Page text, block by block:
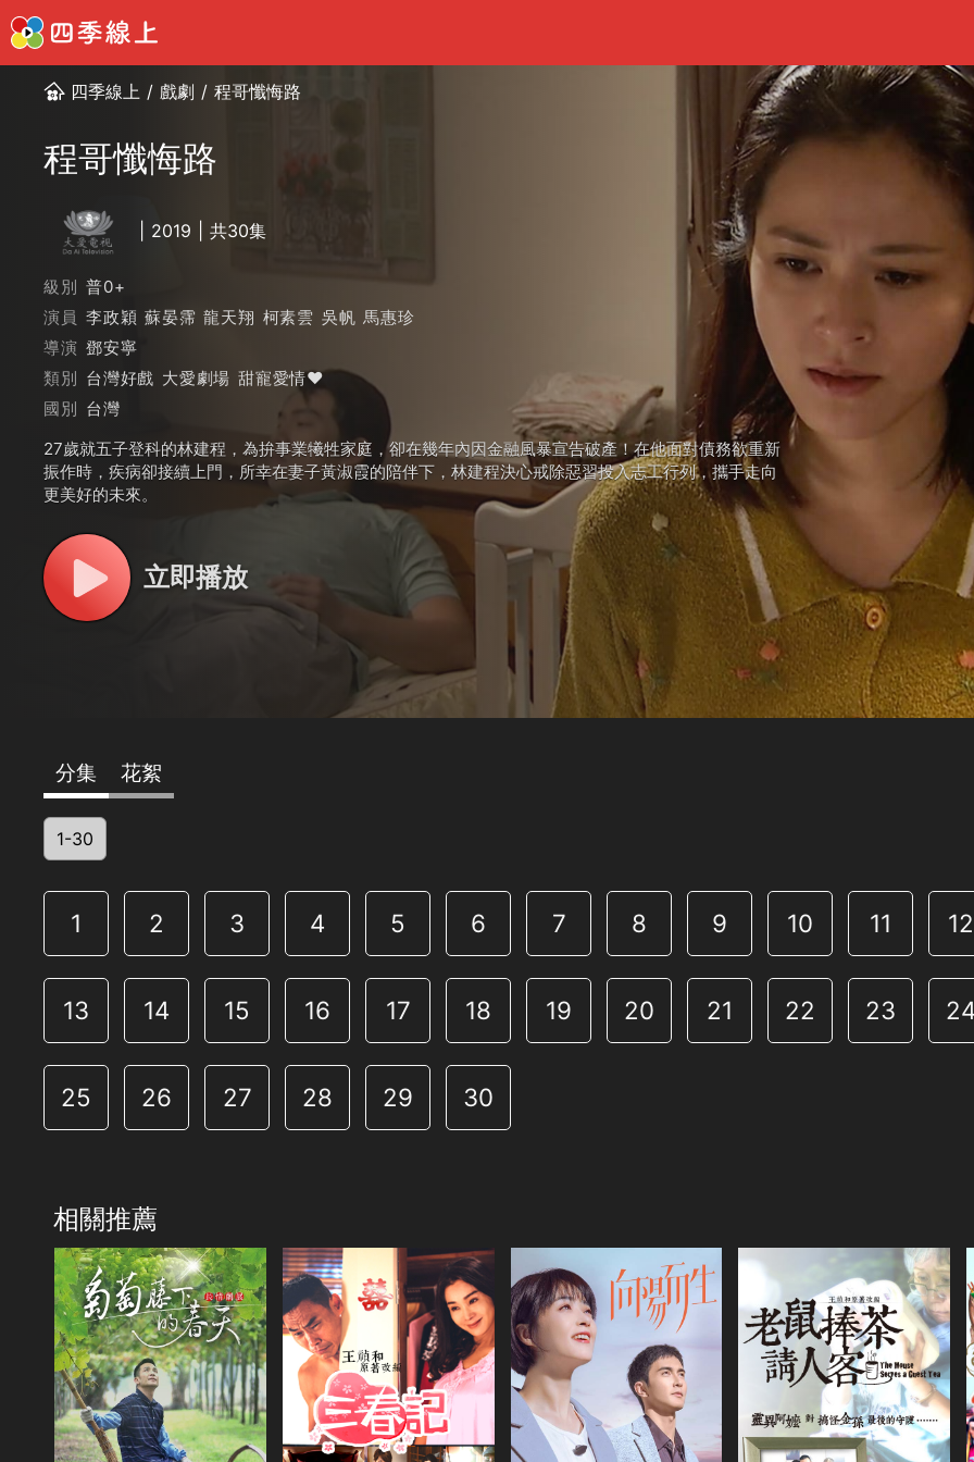
四季線上 / 戲劇 / 程哥懺悔路
程哥懺悔路
2019 共30集
級別 普0+
演員 李政穎 蘇晏霈 龍天翔 柯素雲 吳帆 馬惠珍
導演 鄧安寧
類別 台灣好戲 大愛劇場 甜寵愛情❤️
國別 台灣
27歲就五子登科的林建程，為拚事業犧牲家庭，卻在幾年內因金融風暴宣告破產！在他面對債務欲重新
振作時，疾病卻接續上門，所幸在妻子黃淑霞的陪伴下，林建程決心戒除惡習投入志工行列，攜手走向
更美好的未來。
立即播放
分集 花絮
1-30
1 2 3 4 5 6 7 8 9 10 11 12
13 14 15 16 17 18 19 20 21 22 23
25 26 27 28 29 30
相關推薦
共15集
演員
共1集
演員
陳美鳳
夏靖庭
黃舒湄
方宥心
邱志宇
王自強
共40集
演員
蔣欣 高偉光
丹琳
高旭陽
米露
共2集
演員
陸弈靜
李千那
傅子純
黃舒湄
王宥謙